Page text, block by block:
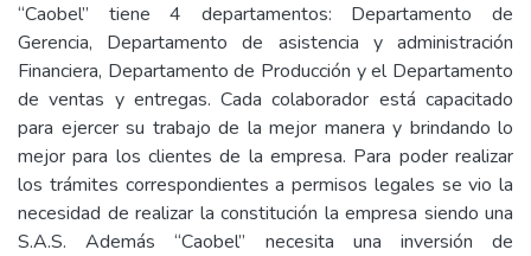
“Caobel” tiene 4 departamentos: Departamento de
Gerencia, Departamento de asistencia y administración
Financiera, Departamento de Producción y el Departamento
de ventas y entregas. Cada colaborador está capacitado
para ejercer su trabajo de la mejor manera y brindando lo
mejor para los clientes de la empresa. Para poder realizar
los trámites correspondientes a permisos legales se vio la
necesidad de realizar la constitución la empresa siendo una
S.A.S. Además “Caobel” necesita una inversión de